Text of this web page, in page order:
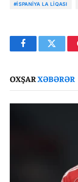
#İSPANIYA LA LIQASI
FacebookTwitter
OXŞARXƏBƏRƏR